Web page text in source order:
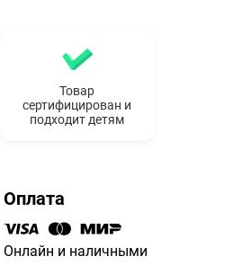
Товар
сертифицирован и
подходит детям
Оплата
Онлайн и наличными